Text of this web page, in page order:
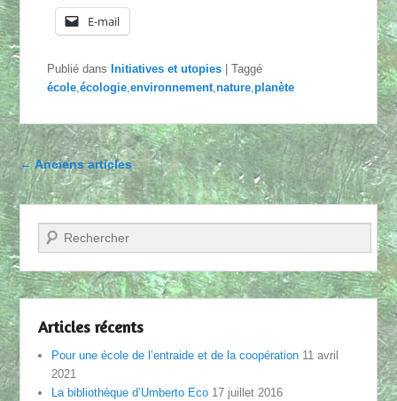
E-mail
Publié dans Initiatives et utopies |Taggé
école,écologie,environnement,nature,planète
Parcourir les articles
←Anciens articles
Recherche
Articles récents
Pour une école de l’entraide et de la coopération 11 avril
2021
La bibliothèque d’Umberto Eco 17 juillet 2016